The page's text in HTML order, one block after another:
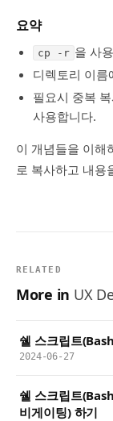
요약
cp -r 을 사
디렉토리 이름
필요시 중복
사용합니다.
이 개념들을 이해
로 복사하고 내용
RELATED
More in UX
쉘 스크립트
2024-06-27
쉘 스크립트
비게이팅) 하기